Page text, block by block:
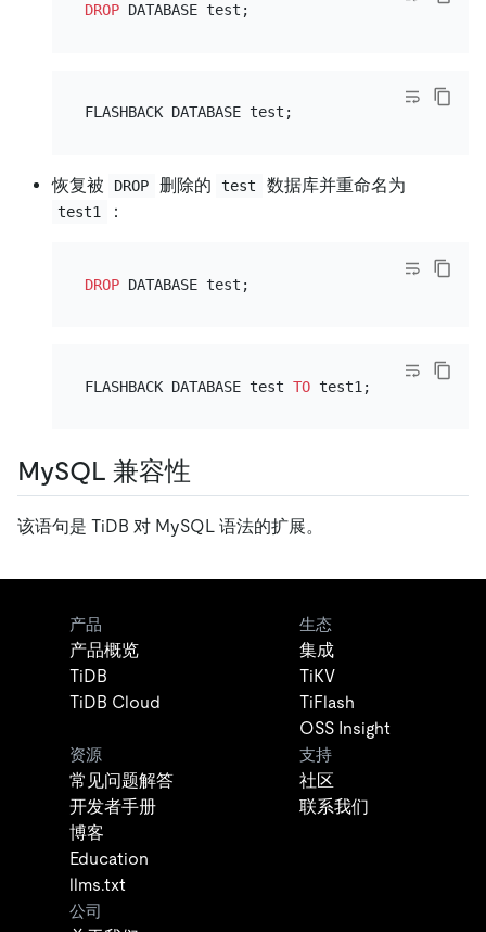
DROP
恢复被 DROP 删除的 test 数据库并重命名为
test1 ：
DROP
FLASHBACK DATABASE test TO
MySQL 兼容性
该语句是 TiDB 对 MySQL 语法的扩展。
产品
产品概览
TiDB
TiDB Cloud
生态
集成
TiKV
TiFlash
OSS Insight
资源
常见问题解答
开发者手册
博客
Education
llms.txt
支持
社区
联系我们
公司